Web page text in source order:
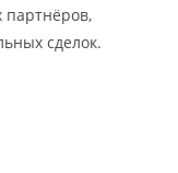
сделок.